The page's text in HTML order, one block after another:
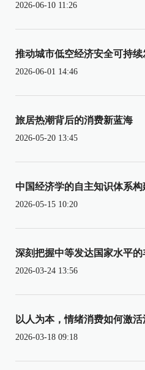
2026-06-10 11:26
推动城市低空经济安全可持续
2026-06-01 14:46
旅居热潮背后的消费新蓝海
2026-05-20 13:45
中国经济学的自主知识体系构
2026-05-15 10:20
深刻把握中等发达国家水平的
2026-03-24 13:56
以人为本，情绪消费如何激
2026-03-18 09:18